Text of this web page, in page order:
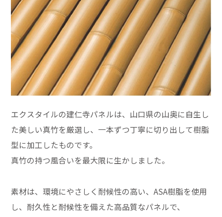
エクスタイルの建仁寺パネルは、山口県の山奥に自生し
た美しい真竹を厳選し、一本ずつ丁寧に切り出して樹脂
型に加工したものです。
真竹の持つ風合いを最大限に生かしました。
素材は、環境にやさしく耐候性の高い、ASA樹脂を使用
し、耐久性と耐候性を備えた高品質なパネルで、